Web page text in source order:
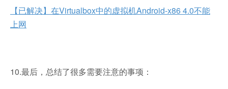
【已解决】在Virtualbox中的虚拟机Android-x86 4.0不能
上网
10.最后，总结了很多需要注意的事项：